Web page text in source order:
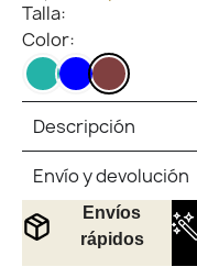
Talla:
Color:
TURQUESA
AZULMARRON
Descripción
Envío y devolución
Envíos
rápidos